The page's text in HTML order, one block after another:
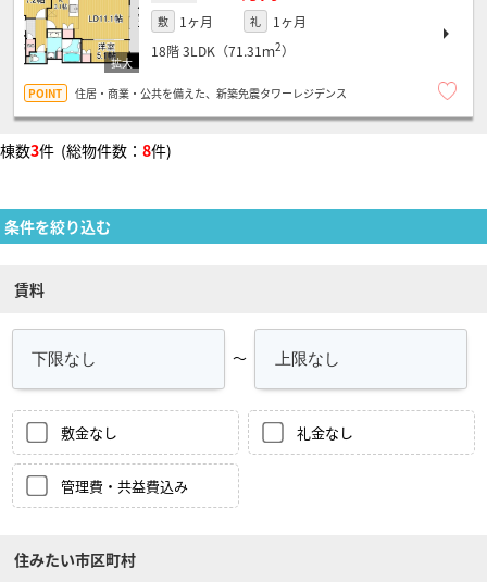
敷 1ヶ月 礼
1ヶ月
18階3LDK（71.31ｍ2）
住居・商業・公共を備えた、新築免震タワーレジデンス
棟数3件 (総物件数： 8件)
条件を絞り込む
賃料
～
敷金なし 礼金なし
管理費・共益費込み
住みたい市区町村